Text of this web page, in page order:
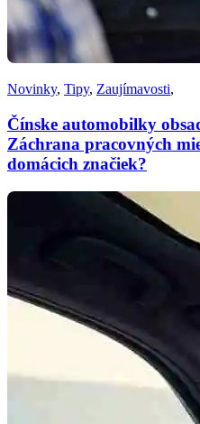
Novinky, Tipy, Zaujímavosti,
Čínske automobilky
Záchrana pracovných
domácich značiek?